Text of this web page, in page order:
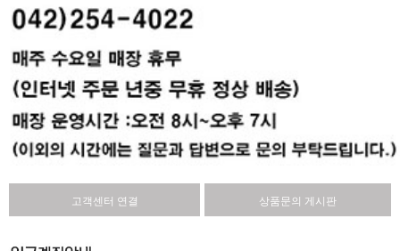
고객센터 연결 상품문의 게시판